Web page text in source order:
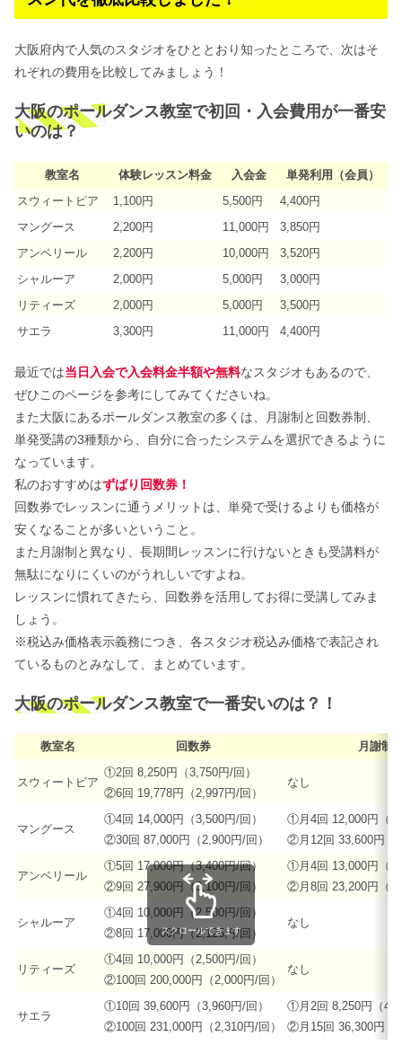
大阪府内で人気のスタジオをひととおり知ったところで、次はそ
れぞれの費用を比較してみましょう！
大阪のポールダンス教室で初回・入会費用が一番安
いのは？
教室名 体験レッスン料金 入会金
単発利用（会員）
スウィートピア
1,100円 5,500円
4,400円
マングース
2,200円 11,000円
3,850円
アンベリール
2,200円 10,000円
3,520円
シャルーア
2,000円 5,000円
3,000円
リティーズ
2,000円 5,000円
3,500円
サエラ
3,300円 11,000円 4,400円
最近では当日入会で入会料金半額や無料なスタジオもあるので、
ぜひこのページを参考にしてみてくださいね。
また大阪にあるポールダンス教室の多くは、月謝制と回数券制、
単発受講の3種類から、自分に合ったシステムを選択できるように
なっています。
私のおすすめはずばり回数券！
回数券でレッスンに通うメリットは、単発で受けるよりも価格が
安くなることが多いということ。
また月謝制と異なり、長期間レッスンに行けないときも受講料が
無駄になりにくいのがうれしいですよね。
レッスンに慣れてきたら、回数券を活用してお得に受講してみま
しょう。
※税込み価格表示義務につき、各スタジオ税込み価格で表記され
ているものとみなして、まとめています。
大阪のポールダンス教室で一番安いのは？！
教室名 回数券 月謝制
スウィートピア
①2回 8,250円（3,750円/回）
②6回 19,778円（2,997円/回）
なし
マングース
①4回 14,000円（3,500円/回）
②30回 87,000円（2,900円/回）
①月4回 12,000円（
②月12回 33,600円（
アンベリール
①5回 17,000円（3,400円/回）
②9回 27,900円（3,100円/回）
①月4回 13,000円（
②月8回 23,200円（
シャルーア
①4回 10,000円（2,500円/回）
②8回 17,000円（2,125円/回）
なし
リティーズ
①4回 10,000円（2,500円/回）
②100回 200,000円（2,000円/回）
なし
サエラ
①10回 39,600円（3,960円/回）
②100回 231,000円（2,310円/回）
①月2回 8,250円（
②月15回 36,300円（
スクロールできます